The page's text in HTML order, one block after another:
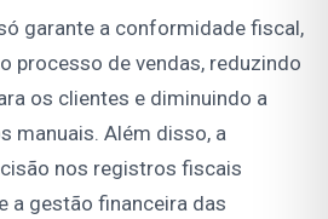
garante a conformidade fiscal,
processo de vendas, reduzindo
os clientes e diminuindo a
manuais. Além disso, a
nos registros fiscais
a gestão financeira das